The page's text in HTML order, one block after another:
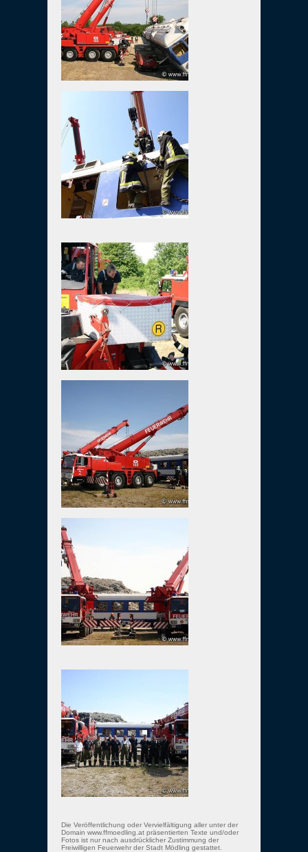
Die Veröffentlichung oder Vervielfältigung aller unter der
Domain www.ffmoedling.at präsentierten Texte und/oder
Fotos ist nur nach ausdrücklicher Zustimmung der
Freiwilligen Feuerwehr der Stadt Mödling gestattet.